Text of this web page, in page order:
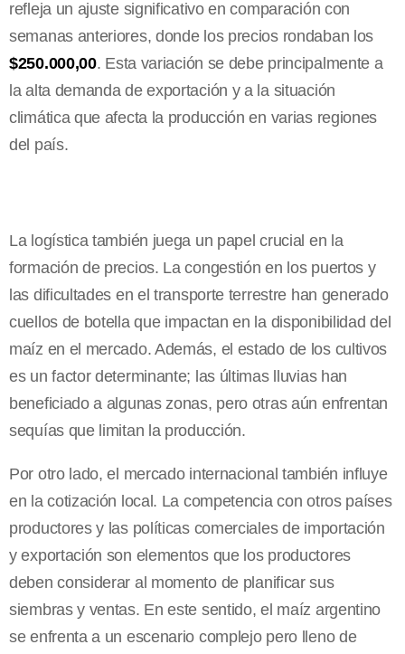
refleja un ajuste significativo en comparación con
semanas anteriores, donde los precios rondaban los
$250.000,00. Esta variación se debe principalmente a
la alta demanda de exportación y a la situación
climática que afecta la producción en varias regiones
del país.
La logística también juega un papel crucial en la
formación de precios. La congestión en los puertos y
las dificultades en el transporte terrestre han generado
cuellos de botella que impactan en la disponibilidad del
maíz en el mercado. Además, el estado de los cultivos
es un factor determinante; las últimas lluvias han
beneficiado a algunas zonas, pero otras aún enfrentan
sequías que limitan la producción.
Por otro lado, el mercado internacional también influye
en la cotización local. La competencia con otros países
productores y las políticas comerciales de importación
y exportación son elementos que los productores
deben considerar al momento de planificar sus
siembras y ventas. En este sentido, el maíz argentino
se enfrenta a un escenario complejo pero lleno de